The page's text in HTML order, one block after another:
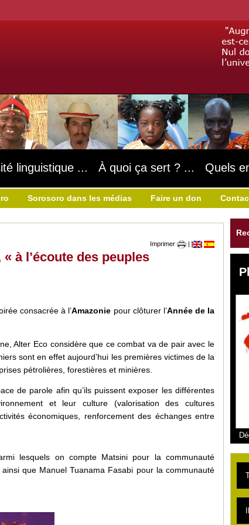
linguistique ... À quoi ça sert ? ... Quels
Sorosoro dans les médias Faire un don
Imprimer |
à l’écoute des peuples
consacrée à l’Amazonie pour clôturer l’Année de la
Alter Eco considère que ce combat va de pair avec le
sont en effet aujourd’hui les premières victimes de la
pétrolières, forestières et minières.
de parole afin qu’ils puissent exposer les différentes
et leur culture (valorisation des cultures
économiques, renforcement des échanges entre
lesquels on compte Matsini pour la communauté
que Manuel Tuanama Fasabi pour la communauté